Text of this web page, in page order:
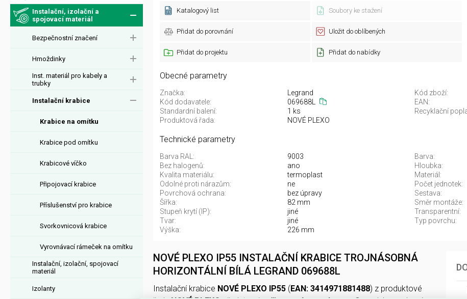
Instalační, izolační a
spojovací materiál
Bezpečnostní značení
Hmoždinky
Inst. materiál pro kabely a
trubky
Instalační krabice
Krabice na omítku
Krabice pod omítku
Krabicové víčko
Připojovací krabice
Příslušenství pro krabice
Svorkovnicová krabice
Vyrovnávací rámeček na omítku
Instalační, izolační, spojovací
materiál
Izolanty
Katalogový list Soubory ke stažení
Přidat do porovnání Uložit do oblíbených
Přidat do projektu Přidat do nabídky
Obecné parametry
Značka: Legrand Kód zboží:
Kód dodavatele:
069688L EAN:
Standardní balení:
1 ks Recyklační
Produktová řada:
NOVÉ PLEXO
Technické parametry
Barva RAL: 9003 Barva:
Bez halogenů:
ano Hloubka:
Kvalita materiálu:
termoplast Materiál:
Odolné proti nárazům:
ne Počet jednotek:
Povrchová ochrana:
bez úpravy Sestava:
Šířka:
82 mm Směr montáže:
Stupeň krytí (IP):
jiné Transparentní:
Tvar:
jiné Typ povrchu:
Výška:
226 mm
NOVÉ PLEXO IP55 INSTALAČNÍ KRABICE TROJNÁSOBNÁ
HORIZONTÁLNÍ BÍLÁ LEGRAND 069688L
Instalační krabice NOVÉ PLEXO IP55 (EAN: 3414971881488) z produktové